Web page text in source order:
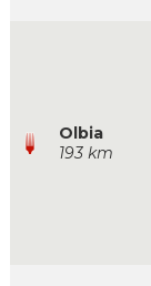
Olbia
193 km